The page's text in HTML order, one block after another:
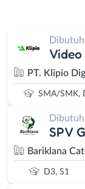
Video
PT. Klipio
SMA/SMK,
SPV
Bariklana
D3, S1